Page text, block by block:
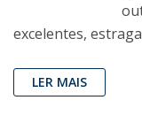
excelentes,
LER MAIS